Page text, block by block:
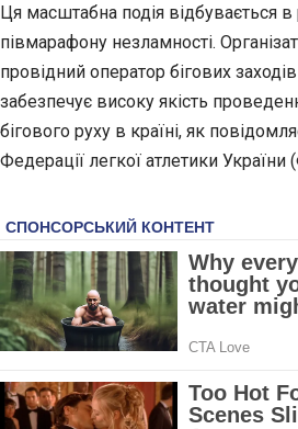
Ця масштабна подія відбувається
півмарафону незламності.
провідний оператор бігових
забезпечує високу якість
бігового руху в країні, як
Федерації легкої атлетики